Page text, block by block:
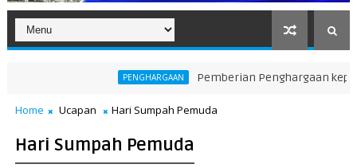
PENGHARGAAN Pemberian Penghargaan kepada
Home Ucapan Hari Sumpah Pemuda
Hari Sumpah Pemuda